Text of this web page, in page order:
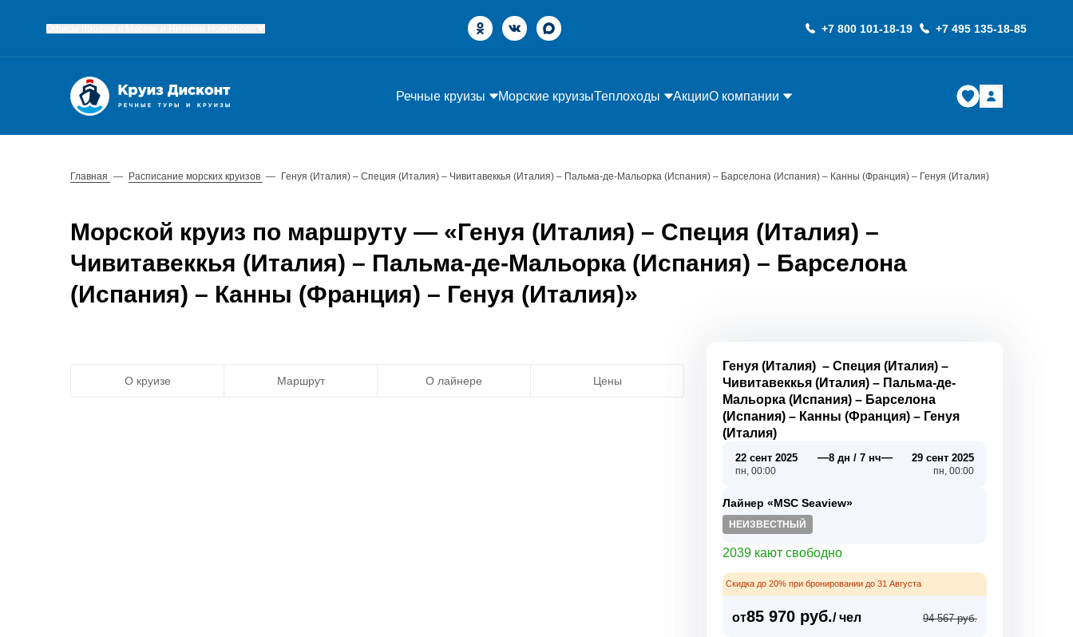
+7 800 101-18-19 +7 495 135-18-85
Речные круизы Морские круизыТеплоходы АкцииО компании
Главная — Расписание морских круизов — Генуя (Италия) – Специя (Италия) – Чивитавеккья (Италия) – Пальма-де-Мальорка (Испания) – Барселона (Испания) – Канны (Франция) – Генуя (Италия)
Морской круиз по маршруту — «Генуя (Италия) – Специя (Италия) –
Чивитавеккья (Италия) – Пальма-де-Мальорка (Испания) – Барселона
(Испания) – Канны (Франция) – Генуя (Италия)»
О круизе Маршрут О лайнере Цены
Генуя (Италия) –Специя (Италия) –
Чивитавеккья (Италия) – Пальма-де-
Мальорка (Испания) – Барселона
(Испания) – Канны (Франция) – Генуя
(Италия)
22 сент 2025
пн, 00:00
—8 дн / 7 нч— 29 сент 2025
пн, 00:00
Лайнер «MSC Seaview»
НЕИЗВЕСТНЫЙ
2039 кают свободно
Скидка до 20% при бронировании до 31 Августа
от85 970 руб./ чел 94 567 руб.